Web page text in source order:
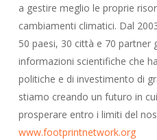
a gestire meglio le proprie
cambiamenti climatici. Dal
50 paesi, 30 città e 70 partner
informazioni scientifiche che
politiche e di investimento di
stiamo creando un futuro in
prosperare entro i limiti del
www.footprintnetwork.org